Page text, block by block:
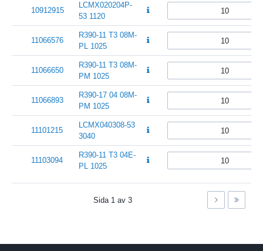
10912915
LCMX020204P-
53 1120
11066576
R390-11 T3 08M-
PL 1025
11066650
R390-11 T3 08M-
PM 1025
11066893
R390-17 04 08M-
PM 1025
11101215
LCMX040308-53
3040
11103094
R390-11 T3 04E-
PL 1025
Sida 1 av 3